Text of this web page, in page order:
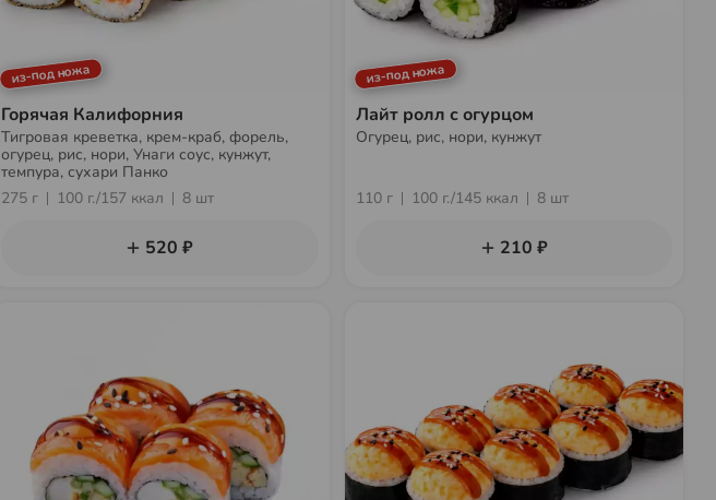
из-под ножа
Горячая Калифорния
Тигровая креветка, крем-краб, форель,
огурец, рис, нори, Унаги соус, кунжут,
темпура, сухари Панко
275 г
100 г./157 ккал 8 шт
520 ₽
из-под ножа
Лайт ролл с огурцом
Огурец, рис, нори, кунжут
110 г 100 г./145 ккал 8 шт
210 ₽